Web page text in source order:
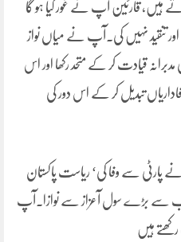
ہیں، قارئین آپ نے غور کیا ہو گا
تنقید نہیں کی۔آپ نے میاں نواز
قیادت کر کے متحد رکھا اور اس
تبدیل کر کے اس دور کی
پارٹی سے وفا کی‘ ریاست پاکستان
سب سے بڑے سول آعزاز سے نوازا۔آپ
ہیں